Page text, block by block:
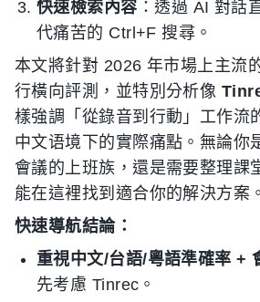
快速檢索內容 ：透過 AI 對話
代痛苦的 Ctrl+F 搜尋。
本文將針對 2026 年市場上主流
行橫向評測，並特別分析像
樣強調「從錄音到行動」工作流
中文语境下的實際痛點。無論你
會議的上班族，還是需要整理課
能在這裡找到適合你的解決方案。
快速導航結論：
重視中文/台語/粵語準確率 +
先考慮 Tinrec。